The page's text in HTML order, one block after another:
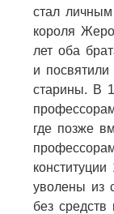
стал личным
короля
лет оба
и
старины. В
где позже
уволены из
без